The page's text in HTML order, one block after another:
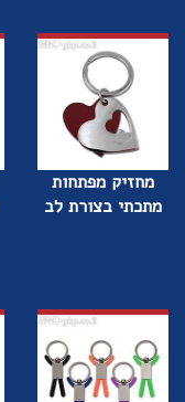
מחזיק מפתחות
מתכתי בצורת לב